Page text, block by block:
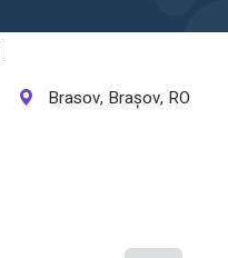
Brasov, Brașov, RO